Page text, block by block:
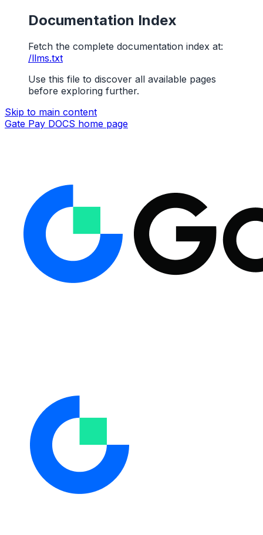
Documentation Index
Fetch the complete documentation index at:
/llms.txt
Use this file to discover all available pages
before exploring further.
Skip to main content
Gate Pay DOCS home page